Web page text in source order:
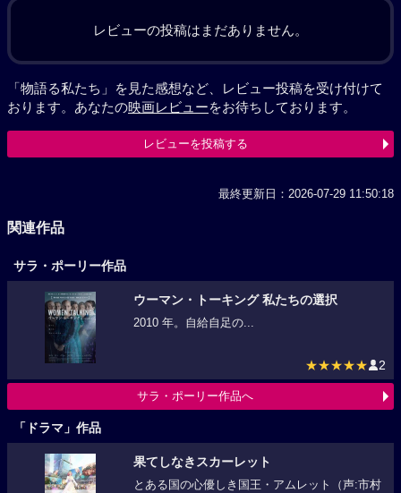
レビューの投稿はまだありません。
「物語る私たち」を見た感想など、レビュー投稿を受け付けて
おります。あなたの映画レビューをお待ちしております。
レビューを投稿する
最終更新日：2026-07-29 11:50:18
関連作品
サラ・ポーリー作品
ウーマン・トーキング 私たちの選択
2010 年。自給自足の...
★★★★★ 2
サラ・ポーリー作品へ
「ドラマ」作品
果てしなきスカーレット
とある国の心優しき国王・アムレット（声:市村